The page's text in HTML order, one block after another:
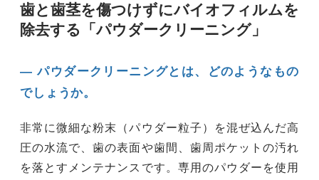
歯と歯茎を傷つけずにバイオフィルムを
除去する「パウダークリーニング」
― パウダークリーニングとは、どのようなもの
でしょうか。
非常に微細な粉末（パウダー粒子）を混ぜ込んだ高
圧の水流で、歯の表面や歯間、歯周ポケットの汚れ
を落とすメンテナンスです。専用のパウダーを使用